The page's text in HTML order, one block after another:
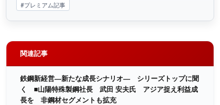
#プレミアム記事
関連記事
鉄鋼新経営―新たな成長シナリオ― シリーズトップに聞
く ■山陽特殊製鋼社長 武田 安夫氏 アジア捉え利益成
長を 非鋼材セグメントも拡充